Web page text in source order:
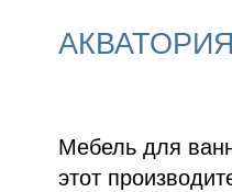
Мебель для
этот